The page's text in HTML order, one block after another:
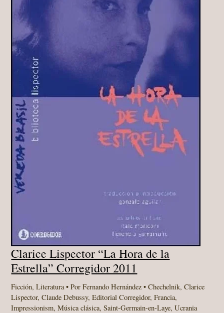
Clarice Lispector “La Hora de la
Estrella” Corregidor 2011
Ficción,Literatura• PorFernando Hernández•Chechelnik,Clarice
Lispector,Claude Debussy,Editorial Corregidor,Francia,
Impressionism,Música clásica,Saint-Germain-en-Laye,Ucrania